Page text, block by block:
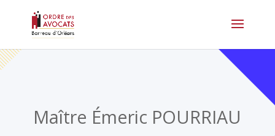
Maître Émeric POURRIAU